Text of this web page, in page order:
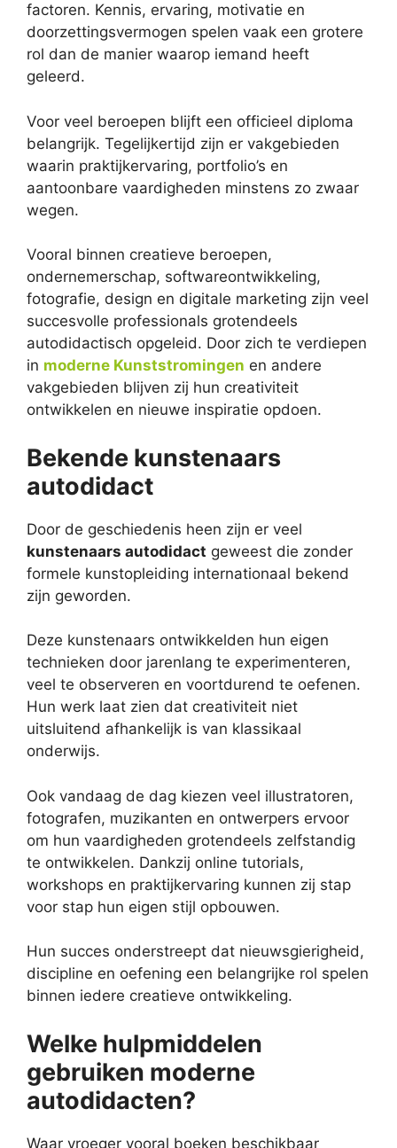
factoren. Kennis, ervaring, motivatie en
doorzettingsvermogen spelen vaak een grotere
rol dan de manier waarop iemand heeft
geleerd.
Voor veel beroepen blijft een officieel diploma
belangrijk. Tegelijkertijd zijn er vakgebieden
waarin praktijkervaring, portfolio’s en
aantoonbare vaardigheden minstens zo zwaar
wegen.
Vooral binnen creatieve beroepen,
ondernemerschap, softwareontwikkeling,
fotografie, design en digitale marketing zijn veel
succesvolle professionals grotendeels
autodidactisch opgeleid. Door zich te verdiepen
in moderne Kunststromingen en andere
vakgebieden blijven zij hun creativiteit
ontwikkelen en nieuwe inspiratie opdoen.
Bekende kunstenaars
autodidact
Door de geschiedenis heen zijn er veel
kunstenaars autodidact geweest die zonder
formele kunstopleiding internationaal bekend
zijn geworden.
Deze kunstenaars ontwikkelden hun eigen
technieken door jarenlang te experimenteren,
veel te observeren en voortdurend te oefenen.
Hun werk laat zien dat creativiteit niet
uitsluitend afhankelijk is van klassikaal
onderwijs.
Ook vandaag de dag kiezen veel illustratoren,
fotografen, muzikanten en ontwerpers ervoor
om hun vaardigheden grotendeels zelfstandig
te ontwikkelen. Dankzij online tutorials,
workshops en praktijkervaring kunnen zij stap
voor stap hun eigen stijl opbouwen.
Hun succes onderstreept dat nieuwsgierigheid,
discipline en oefening een belangrijke rol spelen
binnen iedere creatieve ontwikkeling.
Welke hulpmiddelen
gebruiken moderne
autodidacten?
Waar vroeger vooral boeken beschikbaar